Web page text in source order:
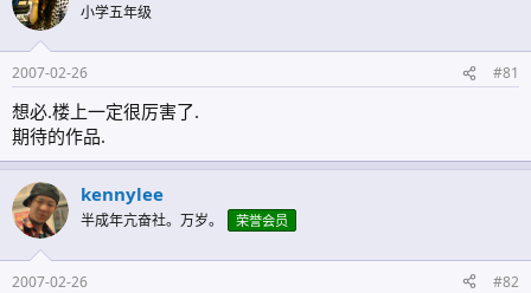
小学五年级
2007-02-26 #81
想必.楼上一定很厉害了.
期待的作品.
kennylee
半成年亢奋社。万岁。 荣誉会员
2007-02-26 #82